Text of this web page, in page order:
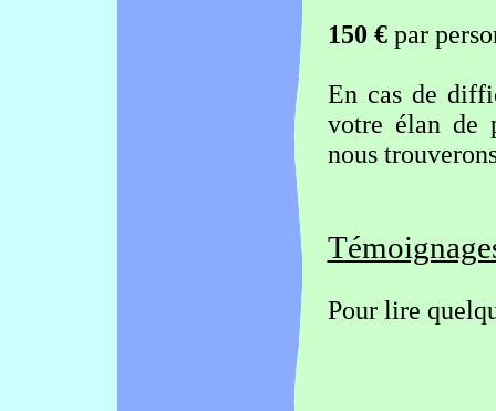
150 €par
En cas de
votre élan de
nous
Pour lire